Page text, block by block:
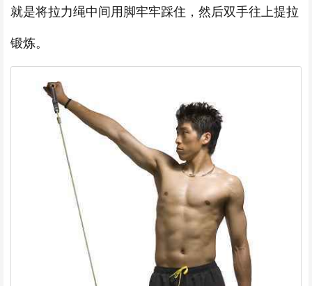
就是将拉力绳中间用脚牢牢踩住，然后双手往上提拉
锻炼。